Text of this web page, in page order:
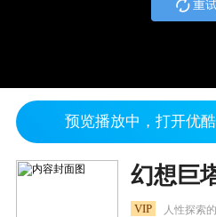
重
预览播放中，打开优
幻想巨
VIP 人性探索